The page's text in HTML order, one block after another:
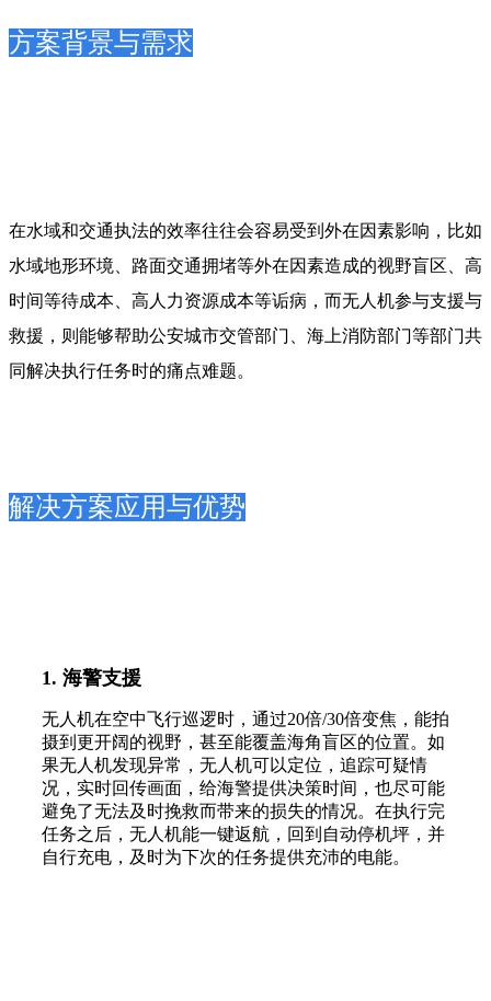
方案背景与需求
在水域和交通执法的效率往往会容易受到外在因素影响，比如
水域地形环境、路面交通拥堵等外在因素造成的视野盲区、高
时间等待成本、高人力资源成本等诟病，而无人机参与支援与
救援，则能够帮助公安城市交管部门、海上消防部门等部门共
同解决执行任务时的痛点难题。
解决方案应用与优势
1. 海警支援
无人机在空中飞行巡逻时，通过20倍/30倍变焦，能拍
摄到更开阔的视野，甚至能覆盖海角盲区的位置。如
果无人机发现异常，无人机可以定位，追踪可疑情
况，实时回传画面，给海警提供决策时间，也尽可能
避免了无法及时挽救而带来的损失的情况。在执行完
任务之后，无人机能一键返航，回到自动停机坪，并
自行充电，及时为下次的任务提供充沛的电能。